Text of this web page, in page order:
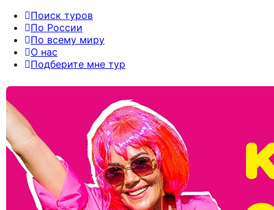
Поиск туров
По России
По всему миру
О нас
Подберите мне тур